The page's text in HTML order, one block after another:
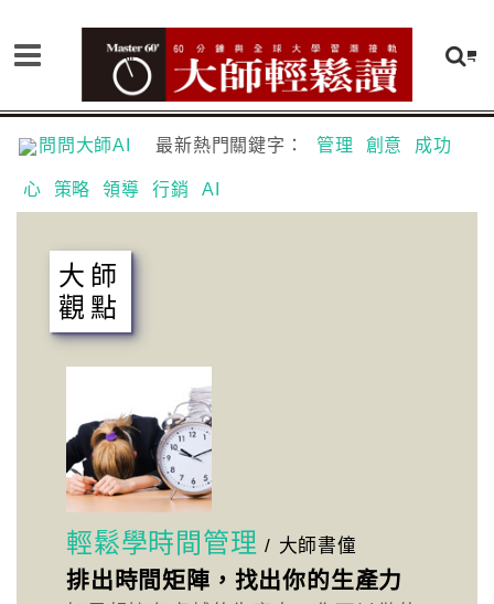
問問大師AI 最新熱門關鍵字： 管理 創意 成功
心 策略 領導 行銷 AI
大師
觀點
輕鬆學時間管理 / 大師書僮
排出時間矩陣，找出你的生產力